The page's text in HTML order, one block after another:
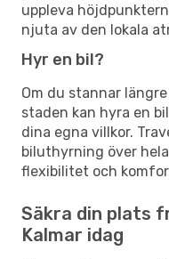
uppleva
njuta av den lokala
Hyr en bil?
Om du stannar
staden kan hyra en
dina egna villkor.
biluthyrning över
flexibilitet och
Säkra din plats
Kalmar idag